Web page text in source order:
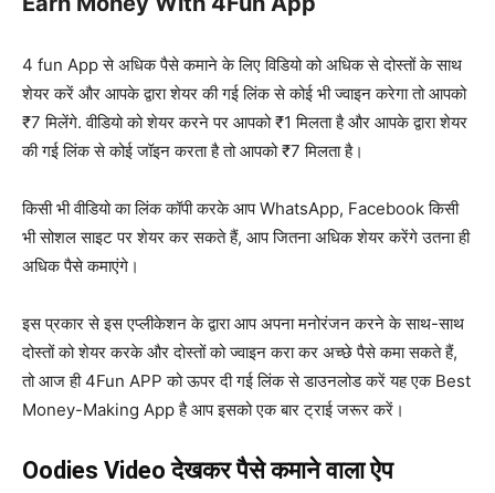
4 fun App से अधिक पैसे कमाने के लिए विडियो को अधिक से दोस्तों के साथ
शेयर करें और आपके द्वारा शेयर की गई लिंक से कोई भी ज्वाइन करेगा तो आपको
₹7 मिलेंगे. वीडियो को शेयर करने पर आपको ₹1 मिलता है और आपके द्वारा शेयर
की गई लिंक से कोई जॉइन करता है तो आपको ₹7 मिलता है।
किसी भी वीडियो का लिंक कॉपी करके आप WhatsApp, Facebook किसी
भी सोशल साइट पर शेयर कर सकते हैं, आप जितना अधिक शेयर करेंगे उतना ही
अधिक पैसे कमाएंगे।
इस प्रकार से इस एप्लीकेशन के द्वारा आप अपना मनोरंजन करने के साथ-साथ
दोस्तों को शेयर करके और दोस्तों को ज्वाइन करा कर अच्छे पैसे कमा सकते हैं,
तो आज ही 4Fun APP को ऊपर दी गई लिंक से डाउनलोड करें यह एक Best
Money-Making App है आप इसको एक बार ट्राई जरूर करें।
Oodies Video देखकर पैसे कमाने वाला ऐप